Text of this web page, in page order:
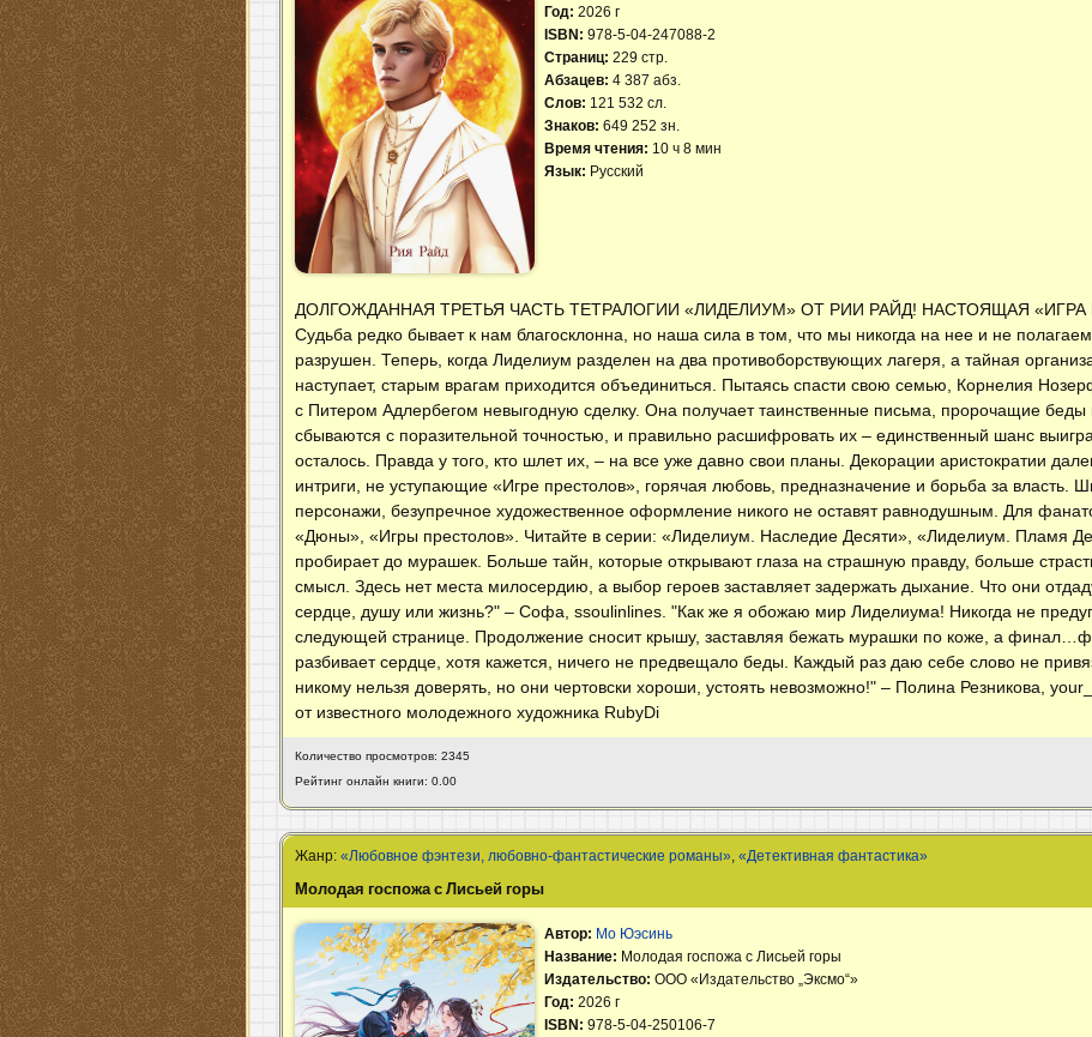
Год:2026 г
ISBN:978-5-04-247088-2
Страниц:229 стр.
Абзацев:4 387 абз.
Слов: 121 532 сл.
Знаков:649 252 зн.
Время чтения: 10 ч 8 мин
Язык: Русский
ДОЛГОЖДАННАЯ ТРЕТЬЯ ЧАСТЬ ТЕТРАЛОГИИ «ЛИДЕЛИУМ» ОТ РИИ РАЙД! НАСТОЯЩАЯ
Судьба редко бывает к нам благосклонна, но наша сила в том, что мы никогда на нее и не
разрушен. Теперь, когда Лиделиум разделен на два противоборствующих лагеря, а тайная
наступает, старым врагам приходится объединиться. Пытаясь спасти свою семью, Корнелия
с Питером Адлербегом невыгодную сделку. Она получает таинственные письма, пророчащие беды
сбываются с поразительной точностью, и правильно расшифровать их – единственный шанс
осталось. Правда у того, кто шлет их, – на все уже давно свои планы. Декорации аристократии
интриги, не уступающие «Игре престолов», горячая любовь, предназначение и борьба за власть.
персонажи, безупречное художественное оформление никого не оставят равнодушным. Для
«Дюны», «Игры престолов». Читайте в серии: «Лиделиум. Наследие Десяти», «Лиделиум. Пламя
пробирает до мурашек. Больше тайн, которые открывают глаза на страшную правду, больше
смысл. Здесь нет места милосердию, а выбор героев заставляет задержать дыхание. Что они
сердце, душу или жизнь?" – Софа, ssoulinlines. "Как же я обожаю мир Лиделиума! Никогда не
следующей странице. Продолжение сносит крышу, заставляя бежать мурашки по коже, а
разбивает сердце, хотя кажется, ничего не предвещало беды. Каждый раз даю себе слово не
никому нельзя доверять, но они чертовски хороши, устоять невозможно!" – Полина Резникова,
от известного молодежного художника RubyDi
Количество просмотров: 2345
Рейтинг онлайн книги: 0.00
Жанр:«Любовное фэнтези, любовно-фантастические романы»,«Детективная фантастика»
Молодая госпожа с Лисьей горы
Автор: Мо Юэсинь
Название: Молодая госпожа с Лисьей горы
Издательство:ООО «Издательство „Эксмо“»
Год:2026 г
ISBN:978-5-04-250106-7